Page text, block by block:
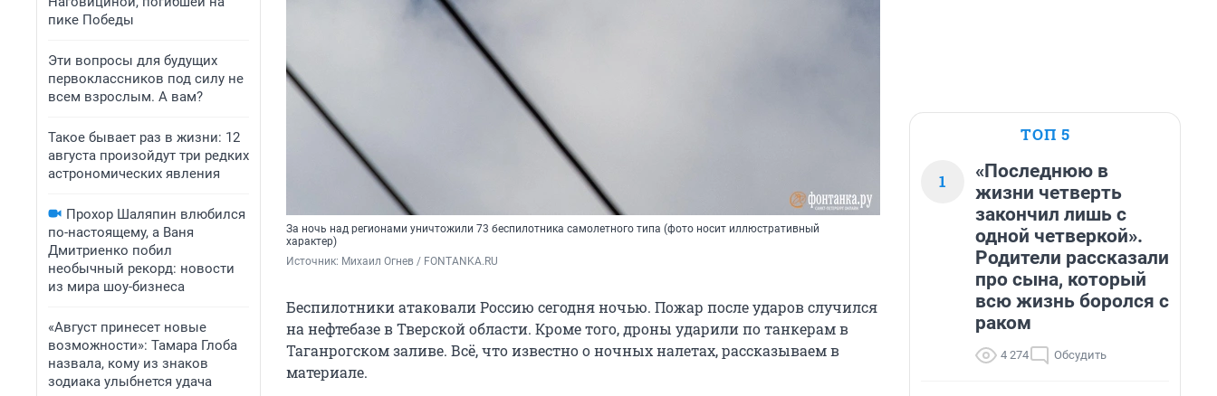
пике Победы
Эти вопросы для будущих
первоклассников под силу не
всем взрослым. А вам?
Такое бывает раз в жизни: 12
августа произойдут три редких
астрономических явления
Прохор Шаляпин влюбился
по-настоящему, а Ваня
Дмитриенко побил
необычный рекорд: новости
из мира шоу-бизнеса
«Август принесет новые
возможности»: Тамара Глоба
назвала, кому из знаков
зодиака улыбнется удача
За ночь над регионами уничтожили 73 беспилотника самолетного типа (фото носит иллюстративный
характер)
Источник: Михаил Огнев / FONTANKA.RU
Беспилотники атаковали Россию сегодня ночью. Пожар после ударов случился
на нефтебазе в Тверской области. Кроме того, дроны ударили по танкерам в
Таганрогском заливе. Всё, что известно о ночных налетах, рассказываем в
материале.
ТОП 5
1
«Последнюю в
жизни четверть
закончил лишь с
одной четверкой».
Родители рассказали
про сына, который
всю жизнь боролся с
раком
4 274 Обсудить